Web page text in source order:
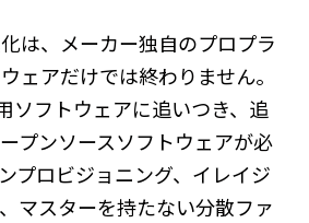
は、メーカー独自のプロプラ
ェアだけでは終わりません。
ソフトウェアに追いつき、追
プンソースソフトウェアが必
プロビジョニング、イレイジ
マスターを持たない分散ファ